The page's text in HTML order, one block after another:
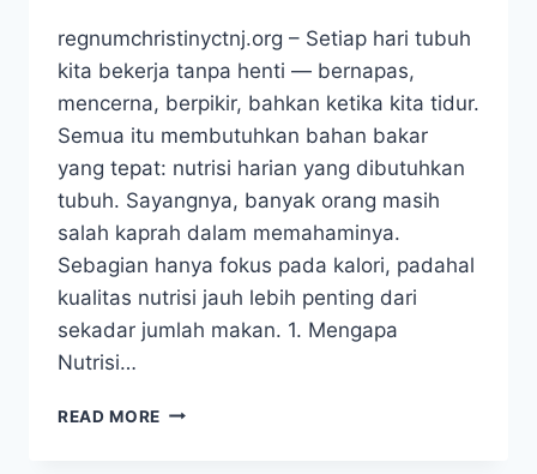
regnumchristinyctnj.org – Setiap hari tubuh
kita bekerja tanpa henti — bernapas,
mencerna, berpikir, bahkan ketika kita tidur.
Semua itu membutuhkan bahan bakar
yang tepat: nutrisi harian yang dibutuhkan
tubuh. Sayangnya, banyak orang masih
salah kaprah dalam memahaminya.
Sebagian hanya fokus pada kalori, padahal
kualitas nutrisi jauh lebih penting dari
sekadar jumlah makan. 1. Mengapa
Nutrisi…
READ MORE NUTRISI